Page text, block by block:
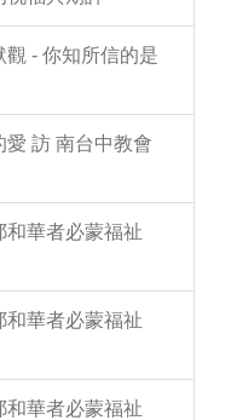
- 你知所信的是
訪 南台中教會
和華者必蒙福祉
和華者必蒙福祉
和華者必蒙福祉